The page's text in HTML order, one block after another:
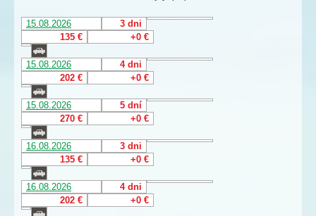
15.08.2026
3 dni
135 €
+0 €
15.08.2026
4 dni
202 €
+0 €
15.08.2026
5 dní
270 €
+0 €
16.08.2026
3 dni
135 €
+0 €
16.08.2026
4 dni
202 €
+0 €